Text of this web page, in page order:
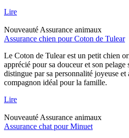
Lire
Nouveauté Assurance animaux
Assurance chien pour Coton de Tulear
Le Coton de Tulear est un petit chien
apprécié pour sa douceur et son pelage
distingue par sa personnalité joyeuse
compagnon idéal pour la famille.
Lire
Nouveauté Assurance animaux
Assurance chat pour Minuet